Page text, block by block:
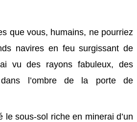
que vous, humains, ne pourriez
navires en feu surgissant de
vu des rayons fabuleux, des
l’ombre de la porte de
le sous-sol riche en minerai d’un